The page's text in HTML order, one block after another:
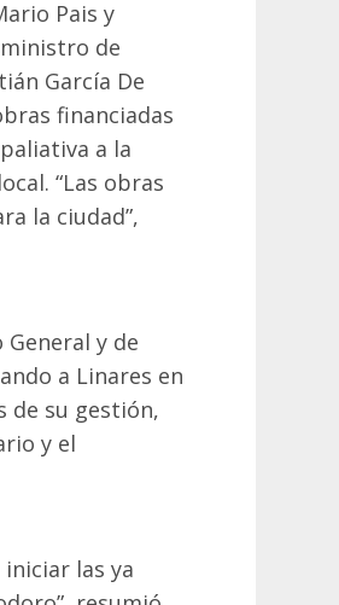
Pais y
de
García De
financiadas
a la
“Las obras
la ciudad”,
y de
a Linares en
de su gestión,
y el
las ya